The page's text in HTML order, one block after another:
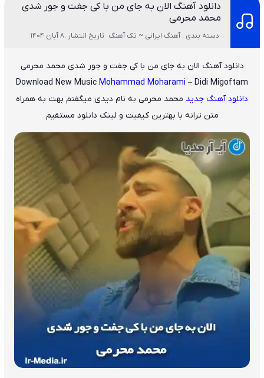
دانلود آهنگ الان به جای من با کی جفت و جور شدی
محمد محرمی
دسته بندی : آهنگ ایرانی ~ تک آهنگ تاریخ انتشار :8 آبان 1404
دانلود آهنگ الان به جای من با کی جفت و جور شدی محمد محرمی
Download New Music Mohammad Moharami – Didi Migoftam
دانلود آهنگ جدید محمد محرمی به نام دیدی میگفتم بهت به همراه
متن ترانه با بهترین کیفیت و لینک دانلود مستقیم